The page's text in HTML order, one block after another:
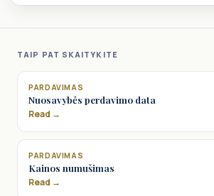
TAIP PAT SKAITYKITE
PARDAVIMAS
Nuosavybės perdavimo data
Read →
PARDAVIMAS
Kainos numušimas
Read →